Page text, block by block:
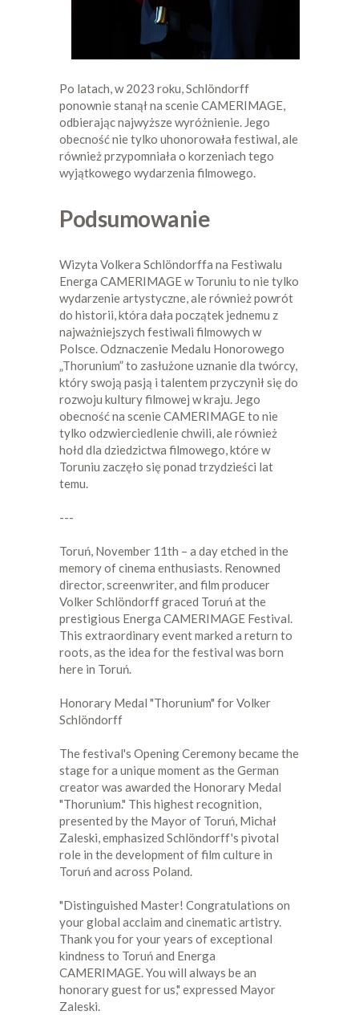
Po latach, w 2023 roku, Schlöndorff
ponownie stanął na scenie CAMERIMAGE,
odbierając najwyższe wyróżnienie. Jego
obecność nie tylko uhonorowała festiwal, ale
również przypomniała o korzeniach tego
wyjątkowego wydarzenia filmowego.
Podsumowanie
Wizyta Volkera Schlöndorffa na Festiwalu
Energa CAMERIMAGE w Toruniu to nie tylko
wydarzenie artystyczne, ale również powrót
do historii, która dała początek jednemu z
najważniejszych festiwali filmowych w
Polsce. Odznaczenie Medalu Honorowego
„Thorunium” to zasłużone uznanie dla twórcy,
który swoją pasją i talentem przyczynił się do
rozwoju kultury filmowej w kraju. Jego
obecność na scenie CAMERIMAGE to nie
tylko odzwierciedlenie chwili, ale również
hołd dla dziedzictwa filmowego, które w
Toruniu zaczęło się ponad trzydzieści lat
temu.
---
Toruń, November 11th – a day etched in the
memory of cinema enthusiasts. Renowned
director, screenwriter, and film producer
Volker Schlöndorff graced Toruń at the
prestigious Energa CAMERIMAGE Festival.
This extraordinary event marked a return to
roots, as the idea for the festival was born
here in Toruń.
Honorary Medal "Thorunium" for Volker
Schlöndorff
The festival's Opening Ceremony became the
stage for a unique moment as the German
creator was awarded the Honorary Medal
"Thorunium." This highest recognition,
presented by the Mayor of Toruń, Michał
Zaleski, emphasized Schlöndorff's pivotal
role in the development of film culture in
Toruń and across Poland.
"Distinguished Master! Congratulations on
your global acclaim and cinematic artistry.
Thank you for your years of exceptional
kindness to Toruń and Energa
CAMERIMAGE. You will always be an
honorary guest for us," expressed Mayor
Zaleski.